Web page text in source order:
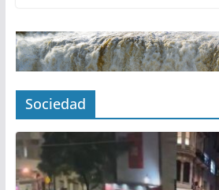
Sociedad